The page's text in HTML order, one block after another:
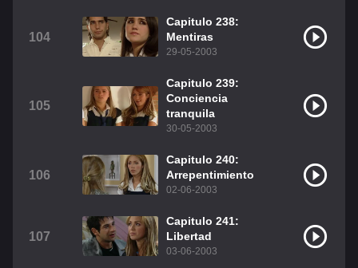
104
Capitulo 238:
Mentiras
29-05-2003
105
Capitulo 239:
Conciencia
tranquila
30-05-2003
106
Capitulo 240:
Arrepentimiento
02-06-2003
107
Capitulo 241:
Libertad
03-06-2003